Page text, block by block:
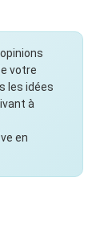
votre
les idées
à
en